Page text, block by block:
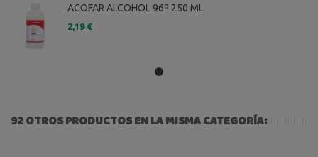
ACOFAR ALCOHOL 96º 250 ML
2,19 €
92 OTROS PRODUCTOS EN LA MISMA CATEGORÍA: